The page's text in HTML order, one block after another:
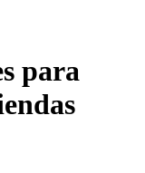
para